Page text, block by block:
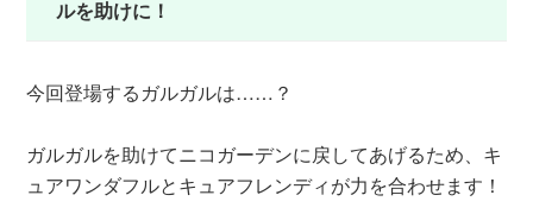
ルを助けに！
今回登場するガルガルは……？
ガルガルを助けてニコガーデンに戻してあげるため、キ
ュアワンダフルとキュアフレンディが力を合わせます！